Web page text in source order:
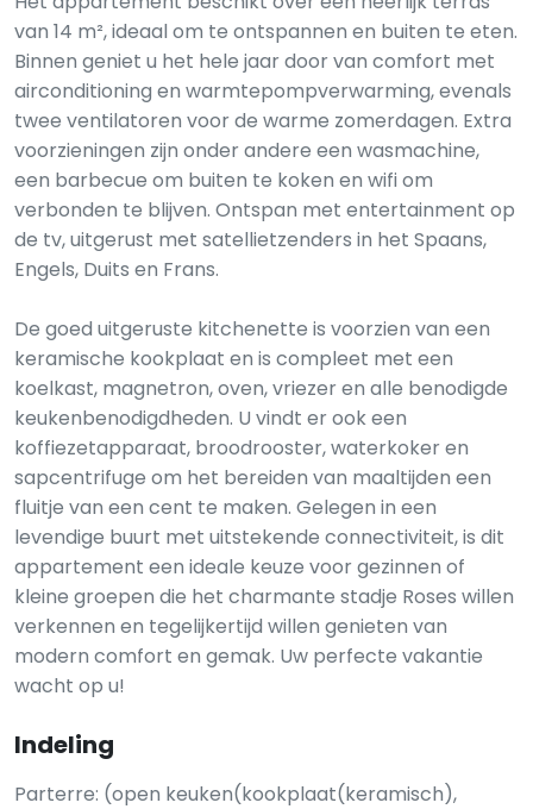
van 14 m², ideaal om te ontspannen en buiten te eten.
Binnen geniet u het hele jaar door van comfort met
airconditioning en warmtepompverwarming, evenals
twee ventilatoren voor de warme zomerdagen. Extra
voorzieningen zijn onder andere een wasmachine,
een barbecue om buiten te koken en wifi om
verbonden te blijven. Ontspan met entertainment op
de tv, uitgerust met satellietzenders in het Spaans,
Engels, Duits en Frans.
De goed uitgeruste kitchenette is voorzien van een
keramische kookplaat en is compleet met een
koelkast, magnetron, oven, vriezer en alle benodigde
keukenbenodigdheden. U vindt er ook een
koffiezetapparaat, broodrooster, waterkoker en
sapcentrifuge om het bereiden van maaltijden een
fluitje van een cent te maken. Gelegen in een
levendige buurt met uitstekende connectiviteit, is dit
appartement een ideale keuze voor gezinnen of
kleine groepen die het charmante stadje Roses willen
verkennen en tegelijkertijd willen genieten van
modern comfort en gemak. Uw perfecte vakantie
wacht op u!
Indeling
Parterre: (open keuken(kookplaat(keramisch),